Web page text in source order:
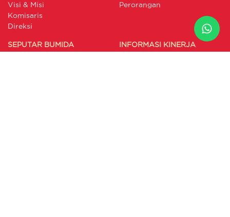
Visi & Misi
Komisaris
Direksi
Perorangan
SEPUTAR BUMIDA
INFORMASI KINERJA